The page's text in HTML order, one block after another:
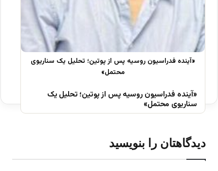
«آینده فدراسیون روسیه پس از پوتین؛ تحلیل یک
سناریوی محتمل»
دیدگاهتان را بنویسید